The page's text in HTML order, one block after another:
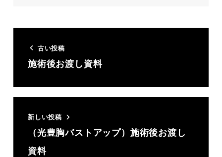
古い投稿
施術後お渡し資料
新しい投稿
（光豊胸バストアップ）施術後お渡し
資料